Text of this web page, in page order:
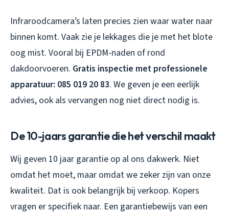
Infraroodcamera’s laten precies zien waar water naar
binnen komt. Vaak zie je lekkages die je met het blote
oog mist. Vooral bij EPDM-naden of rond
dakdoorvoeren. Gratis inspectie met professionele
apparatuur: 085 019 20 83. We geven je een eerlijk
advies, ook als vervangen nog niet direct nodig is.
De 10-jaars garantie die het verschil maakt
Wij geven 10 jaar garantie op al ons dakwerk. Niet
omdat het moet, maar omdat we zeker zijn van onze
kwaliteit. Dat is ook belangrijk bij verkoop. Kopers
vragen er specifiek naar. Een garantiebewijs van een